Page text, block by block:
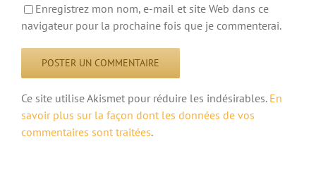
Enregistrez mon nom, e-mail et site Web dans ce
navigateur pour la prochaine fois que je commenterai.
Ce site utilise Akismet pour réduire les indésirables. En
savoir plus sur la façon dont les données de vos
commentaires sont traitées.